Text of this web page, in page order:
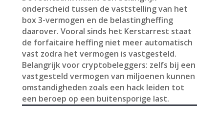
onderscheid tussen de vaststelling van het
box 3-vermogen en de belastingheffing
daarover. Vooral sinds het Kerstarrest staat
de forfaitaire heffing niet meer automatisch
vast zodra het vermogen is vastgesteld.
Belangrijk voor cryptobeleggers: zelfs bij een
vastgesteld vermogen van miljoenen kunnen
omstandigheden zoals een hack leiden tot
een beroep op een buitensporige last.